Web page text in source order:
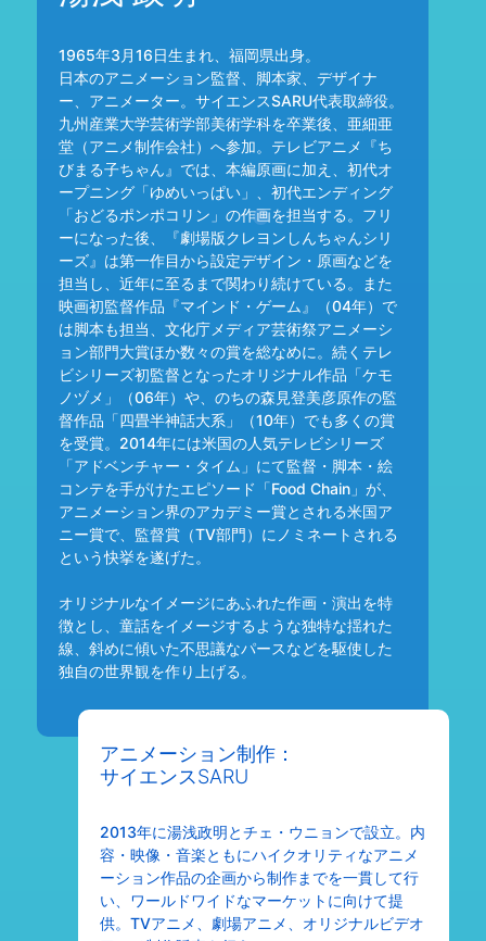
1965年3月16日生まれ、福岡県出身。
日本のアニメーション監督、脚本家、デザイナ
ー、アニメーター。サイエンスSARU代表取締役。
九州産業大学芸術学部美術学科を卒業後、亜細亜
堂（アニメ制作会社）へ参加。テレビアニメ『ち
びまる子ちゃん』では、本編原画に加え、初代オ
ープニング「ゆめいっぱい」、初代エンディング
「おどるポンポコリン」の作画を担当する。フリ
ーになった後、『劇場版クレヨンしんちゃんシリ
ーズ』は第一作目から設定デザイン・原画などを
担当し、近年に至るまで関わり続けている。また
映画初監督作品『マインド・ゲーム』（04年）で
は脚本も担当、文化庁メディア芸術祭アニメーシ
ョン部門大賞ほか数々の賞を総なめに。続くテレ
ビシリーズ初監督となったオリジナル作品「ケモ
ノヅメ」（06年）や、のちの森見登美彦原作の監
督作品「四畳半神話大系」（10年）でも多くの賞
を受賞。2014年には米国の人気テレビシリーズ
「アドベンチャー・タイム」にて監督・脚本・絵
コンテを手がけたエピソード「Food Chain」が、
アニメーション界のアカデミー賞とされる米国ア
ニー賞で、監督賞（TV部門）にノミネートされる
という快挙を遂げた。
オリジナルなイメージにあふれた作画・演出を特
徴とし、童話をイメージするような独特な揺れた
線、斜めに傾いた不思議なパースなどを駆使した
独自の世界観を作り上げる。
アニメーション制作：
サイエンスSARU
2013年に湯浅政明とチェ・ウニョンで設立。内
容・映像・音楽ともにハイクオリティなアニメ
ーション作品の企画から制作までを一貫して行
い、ワールドワイドなマーケットに向けて提
供。TVアニメ、劇場アニメ、オリジナルビデオ